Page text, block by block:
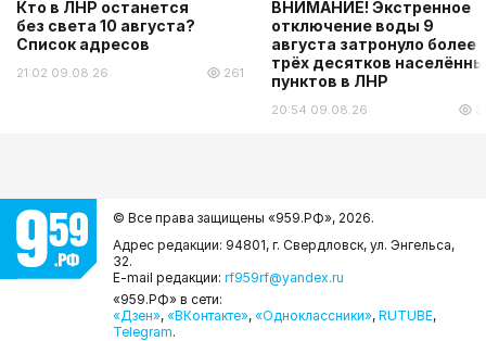
Кто в ЛНР останется
без света 10 августа?
Список адресов
21:02 09.08.26 261
ВНИМАНИЕ! Экстренное
отключение воды 9
августа затронуло более
трёх десятков
пунктов в ЛНР
20:54 09.08.26
© Все права защищены «959.РФ», 2026.
Адрес редакции: 94801, г. Свердловск, ул. Энгельса,
32.
E-mail редакции: rf959rf@yandex.ru
«959.РФ» в сети:
«Дзен», «ВКонтакте», «Одноклассники», RUTUBE,
Telegram.